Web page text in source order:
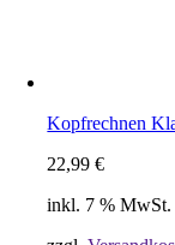
Kopfrechnen
22,99€
inkl. 7 % MwSt.